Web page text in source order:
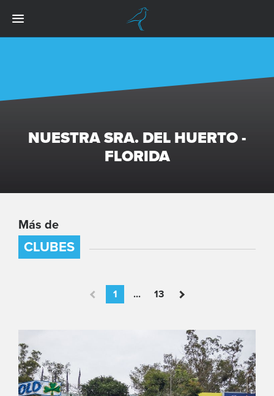
NUESTRA SRA. DEL HUERTO -
FLORIDA
Más de
CLUBES
1 ... 13